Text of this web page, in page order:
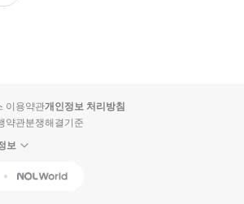
이용약관개인정보 처리방침
약관분쟁해결기준
보
Interpark Global